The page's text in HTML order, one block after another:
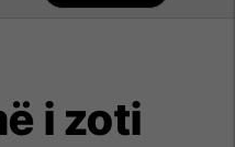
i zoti